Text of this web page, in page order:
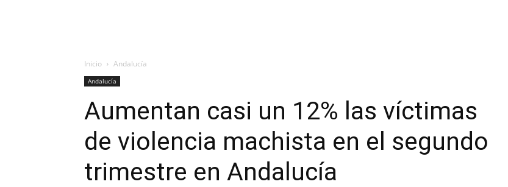
Inicio Andalucía
Andalucía
Aumentan casi un 12% las víctimas
de violencia machista en el segundo
trimestre en Andalucía